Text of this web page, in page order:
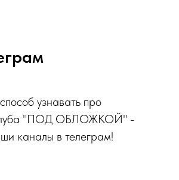
узнавать про
"ПОД ОБЛОЖКОЙ" -
каналы в телеграм!